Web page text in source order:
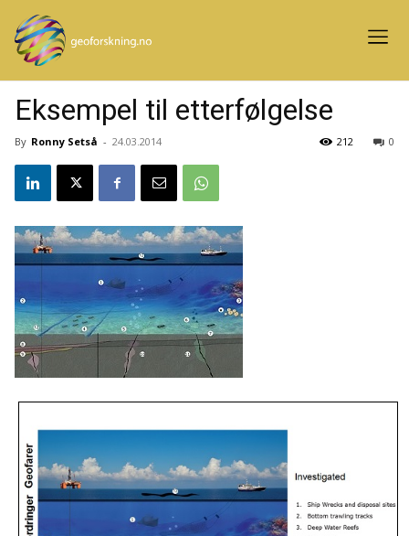
Eksempel til etterfølgelse
By Ronny Setså - 24.03.2014 0
212